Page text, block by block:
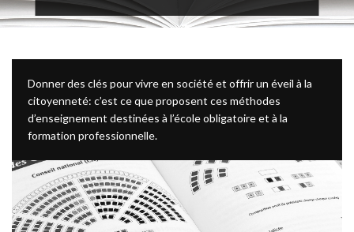
Donner des clés pour vivre en société et offrir un éveil à la
citoyenneté: c’est ce que proposent ces méthodes
d’enseignement destinées à l’école obligatoire et à la
formation professionnelle.